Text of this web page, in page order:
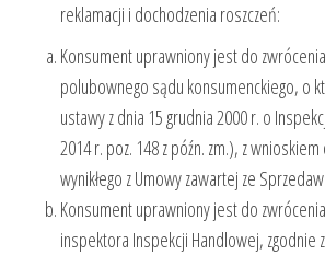
reklamacji i dochodzenia roszczeń:
Konsument uprawniony jest do
polubownego sądu konsumenckiego, o
ustawy z dnia 15 grudnia 2000 r. o
2014 r. poz. 148 z późn. zm.), z
wynikłego z Umowy zawartej ze
Konsument uprawniony jest do
inspektora Inspekcji Handlowej, zgodnie